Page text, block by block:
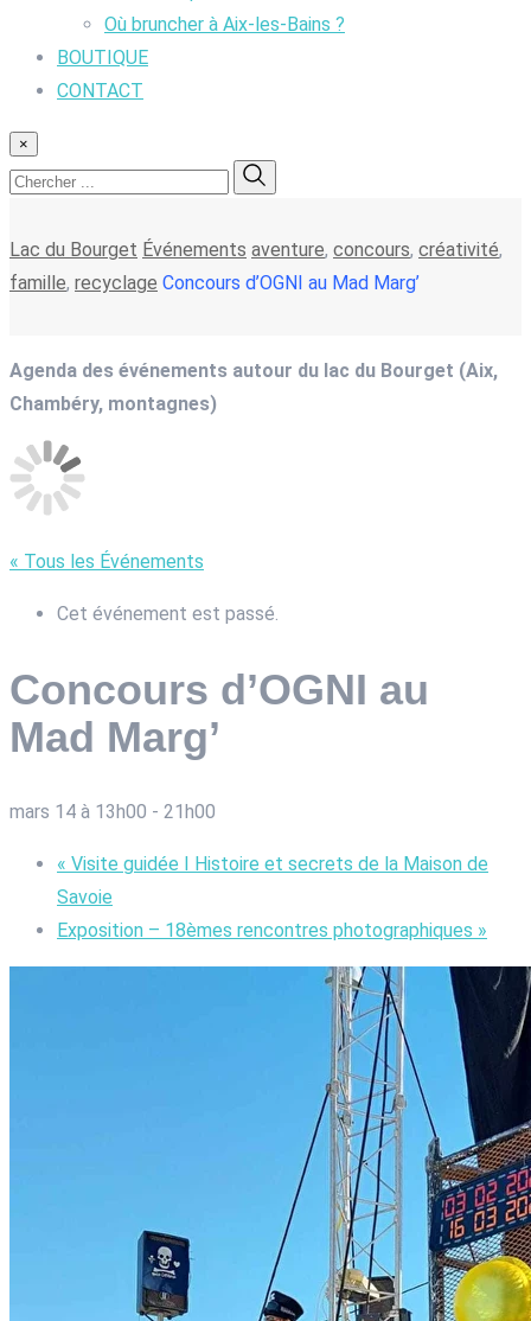
Où bruncher à Aix-les-Bains ?
BOUTIQUE
CONTACT
×
Lac du Bourget Événements aventure, concours, créativité,
famille, recyclage Concours d’OGNI au Mad Marg’
Agenda des événements autour du lac du Bourget (Aix,
Chambéry, montagnes)
« Tous les Événements
Cet événement est passé.
Concours d’OGNI au
Mad Marg’
mars 14 à 13h00 - 21h00
« Visite guidée I Histoire et secrets de la Maison de
Savoie
Exposition – 18èmes rencontres photographiques »